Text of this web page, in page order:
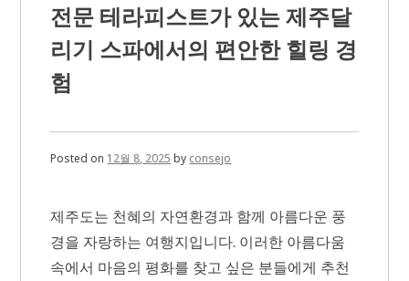
알
아
전문 테라피스트가 있는 제주달
리기 스파에서의 편안한 힐링 경
험
Posted on 12월 8, 2025 by consejo
제주도는 천혜의 자연환경과 함께 아름다운 풍
경을 자랑하는 여행지입니다. 이러한 아름다움
속에서 마음의 평화를 찾고 싶은 분들에게 추천